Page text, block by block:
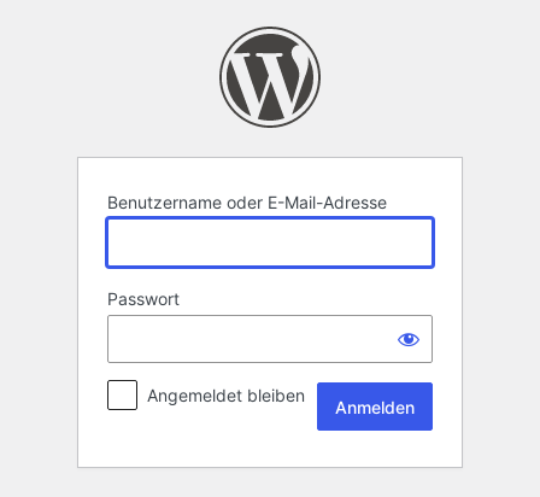
Benutzername oder E-Mail-Adresse
Passwort
Angemeldet bleiben